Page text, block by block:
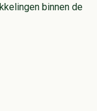
binnen de